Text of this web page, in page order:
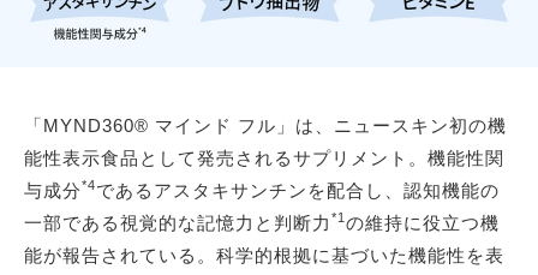
「MYND360® マインド フル」は、ニュースキン初の機
能性表示食品として発売されるサプリメント。機能性関
与成分*4であるアスタキサンチンを配合し、認知機能の
一部である視覚的な記憶力と判断力 *1 の維持に役立つ機
能が報告されている。科学的根拠に基づいた機能性を表